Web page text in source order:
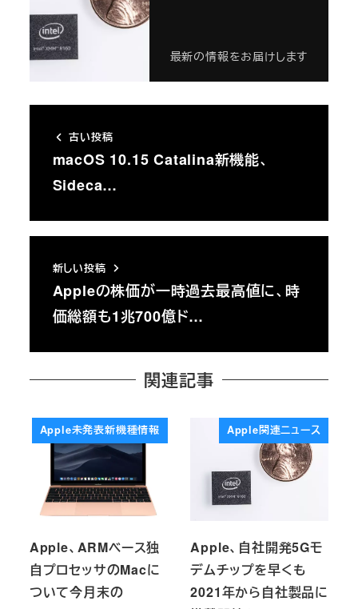
最新の情報をお届けします
古い投稿
macOS 10.15 Catalina新機能、
Sideca…
新しい投稿
Appleの株価が一時過去最高値に、時
価総額も1兆700億ド…
関連記事
Apple未発表新機種情報
Apple、ARMベース独
自プロセッサのMacに
ついて今月末の
Apple関連ニュース
Apple、自社開発5Gモ
デムチップを早くも
2021年から自社製品に